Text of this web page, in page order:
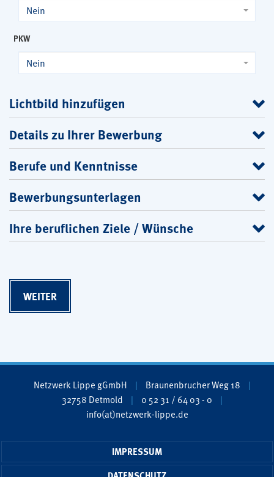
Nein
PKW
Nein
Lichtbild hinzufügen
Details zu Ihrer Bewerbung
Berufe und Kenntnisse
Bewerbungsunterlagen
Ihre beruflichen Ziele / Wünsche
Netzwerk Lippe gGmbH
Braunenbrucher Weg 18
32758 Detmold
0 52 31 / 64 03 - 0
info(at)netzwerk-lippe.de
IMPRESSUM